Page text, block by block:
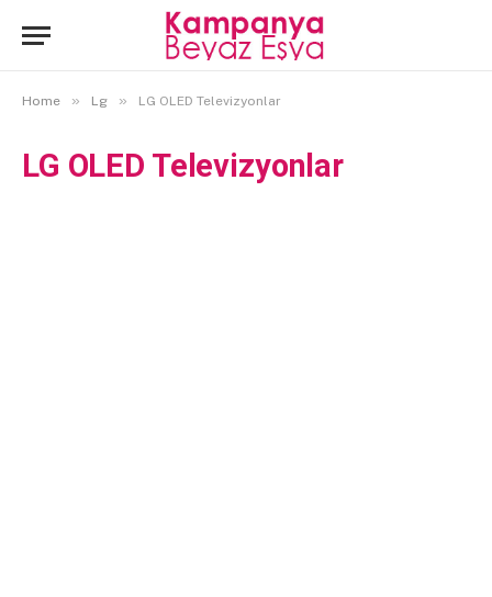
Home » Lg » LG OLED Televizyonlar
LG OLED Televizyonlar